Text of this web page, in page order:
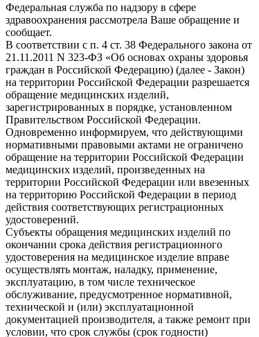
Федеральная служба по надзору в сфере
здравоохранения рассмотрела Ваше обращение и
сообщает.
В соответствии с п. 4 ст. 38 Федерального закона от
21.11.2011 N 323-ФЗ «Об основах охраны здоровья
граждан в Российской Федерацию) (далее - Закон)
на территории Российской Федерации разрешается
обращение медицинских изделий,
зарегистрированных в порядке, установленном
Правительством Российской Федерации.
Одновременно информируем, что действующими
нормативными правовыми актами не ограничено
обращение на территории Российской Федерации
медицинских изделий, произведенных на
территории Российской Федерации или ввезенных
на территорию Российской Федерации в период
действия соответствующих регистрационных
удостоверений.
Субъекты обращения медицинских изделий по
окончании срока действия регистрационного
удостоверения на медицинское изделие вправе
осуществлять монтаж, наладку, применение,
эксплуатацию, в том числе техническое
обслуживание, предусмотренное нормативной,
технической и (или) эксплуатационной
документацией производителя, а также ремонт при
условии, что срок службы (срок годности)